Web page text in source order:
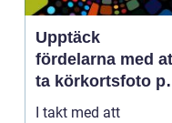
Upptäck
fördelarna med
ta körkortsfoto
Östermalm
I takt med att